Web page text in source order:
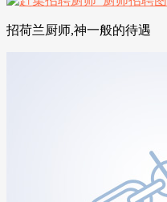
招荷兰厨师,神一般的待遇